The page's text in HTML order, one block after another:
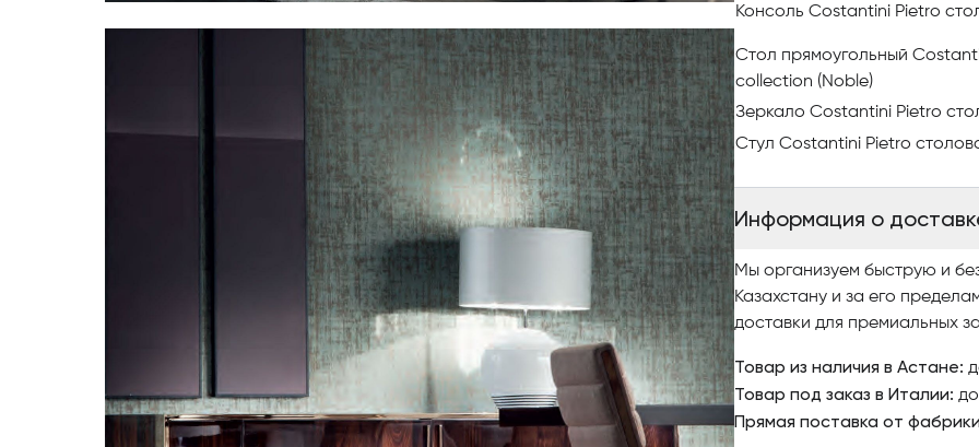
фрезеровке, сверлению и
слоями лака, последний
полиуретан — для матового.
натуральных тканей и кож.
Отдавая предпочтение
создаёте поистине
Создавайте элитный
изучайте наш интернет-
качественными фото,
заказ.
Консоль Costantini Pietro
Стол прямоугольный
collection (Noble)
Зеркало Costantini Pietro
Стул Costantini Pietro
Информация о
Мы организуем быструю и
Казахстану и за его
доставки для премиальных
Товар из наличия в Астане:
Товар под заказ в Италии:
Прямая поставка от фабрики